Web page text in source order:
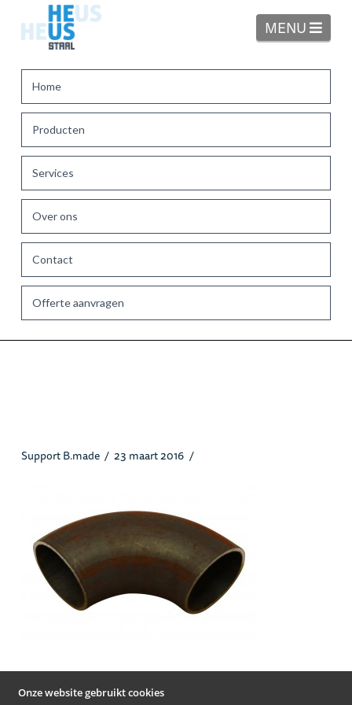
Onze website gebruikt cookies
MENU
Home
Producten
Services
Over ons
Contact
Offerte aanvragen
Support B.made 23 maart 2016